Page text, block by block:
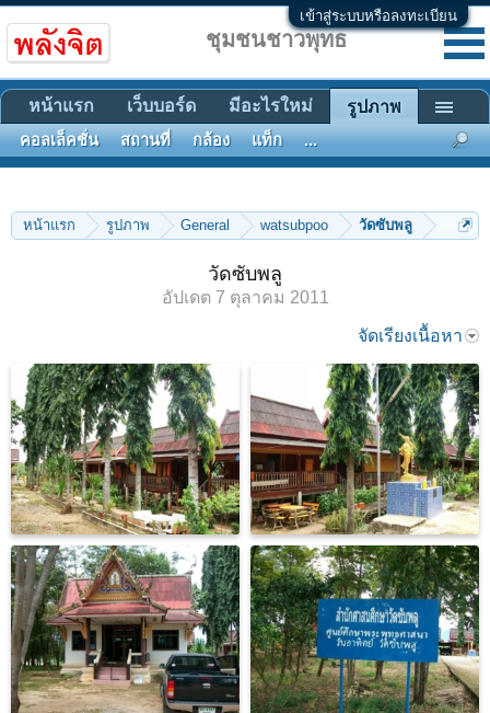
เข้าสู่ระบบหรือลงทะเบียน
หน้าแรก รูปภาพ General watsubpoo วัดซับพลู
วัดซับพลู
อัปเดต 7 ตุลาคม 2011
จัดเรียงเนื้อหา
ชุมชนชาวพุทธ
หน้าแรก เว็บบอร์ด มีอะไรใหม่ รูปภาพ
คอลเล็คชั่น สถานที่ กล้อง แท็ก ...